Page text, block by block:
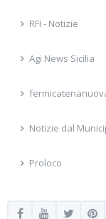
RFI - Notizie
Agi News Sicilia
Notizie dal
Proloco